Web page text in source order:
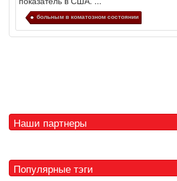
больным в коматозном состоянии
Наши партнеры
Популярные тэги